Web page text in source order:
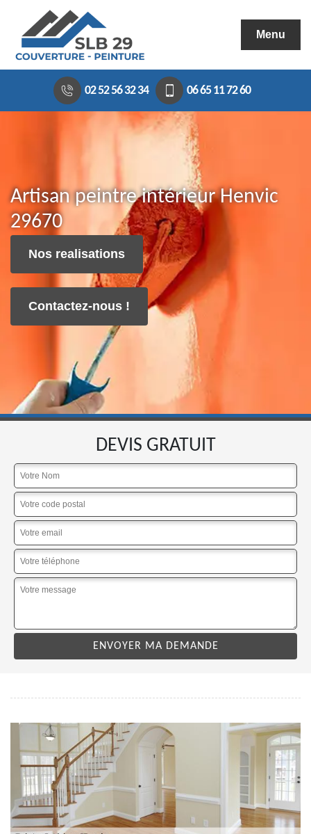
Menu
02 52 56 32 34 06 65 11 72 60
Artisan peintre intérieur Henvic
29670
Nos realisations
Contactez-nous !
DEVIS GRATUIT